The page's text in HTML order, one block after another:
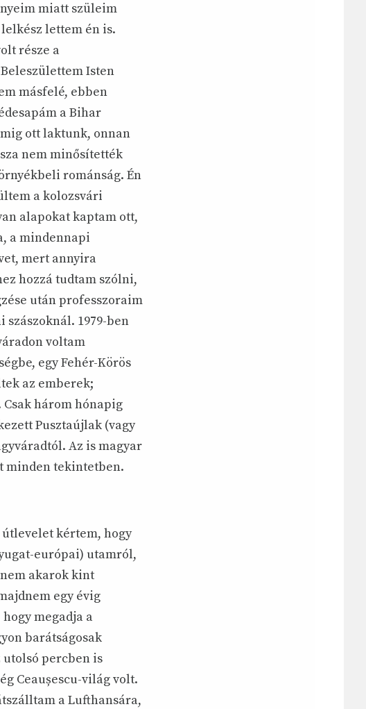
miatt szüleim
lettem én is.
része a
Isten
másfelé, ebben
a Bihar
ott laktunk, onnan
nem minősítették
románság. Én
a kolozsvári
alapokat kaptam ott,
a mindennapi
mert annyira
hozzá tudtam szólni,
után professzoraim
1979-ben
voltam
egy Fehér-Körös
az emberek;
három hónapig
Pusztaújlak (vagy
Az is magyar
minden tekintetben.
kértem, hogy
európai) utamról,
akarok kint
egy évig
megadja a
barátságosak
utolsó percben is
Ceaușescu-világ volt.
a Lufthansára,